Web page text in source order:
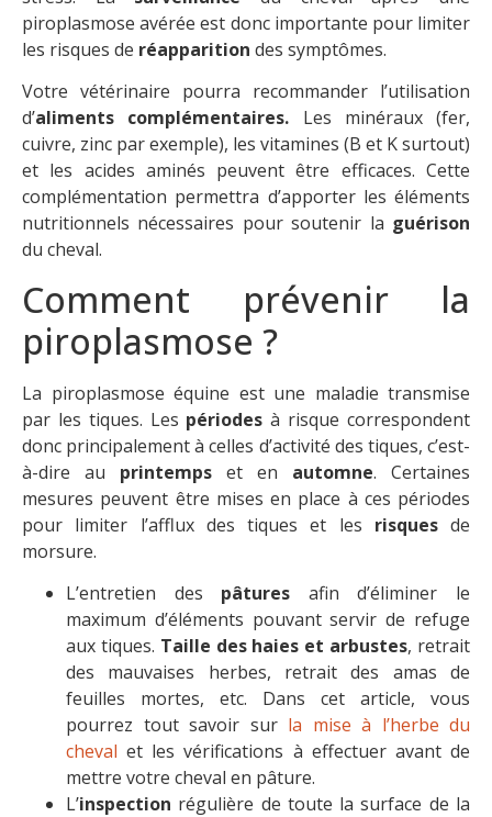
piroplasmose avérée est donc importante pour limiter
les risques de réapparition des symptômes.
Votre vétérinaire pourra recommander l’utilisation
d’aliments complémentaires. Les minéraux (fer,
cuivre, zinc par exemple), les vitamines (B et K surtout)
et les acides aminés peuvent être efficaces. Cette
complémentation permettra d’apporter les éléments
nutritionnels nécessaires pour soutenir la guérison
du cheval.
Comment prévenir la
piroplasmose ?
La piroplasmose équine est une maladie transmise
par les tiques. Les périodes à risque correspondent
donc principalement à celles d’activité des tiques, c’est-
à-dire au printemps et en automne. Certaines
mesures peuvent être mises en place à ces périodes
pour limiter l’afflux des tiques et les risquesde
morsure.
L’entretien des pâtures afin d’éliminer le
maximum d’éléments pouvant servir de refuge
aux tiques. Taille des haies et arbustes, retrait
des mauvaises herbes, retrait des amas de
feuilles mortes, etc. Dans cet article, vous
pourrez tout savoir sur la mise à l’herbe du
cheval et les vérifications à effectuer avant de
mettre votre cheval en pâture.
L’inspection régulière de toute la surface de la